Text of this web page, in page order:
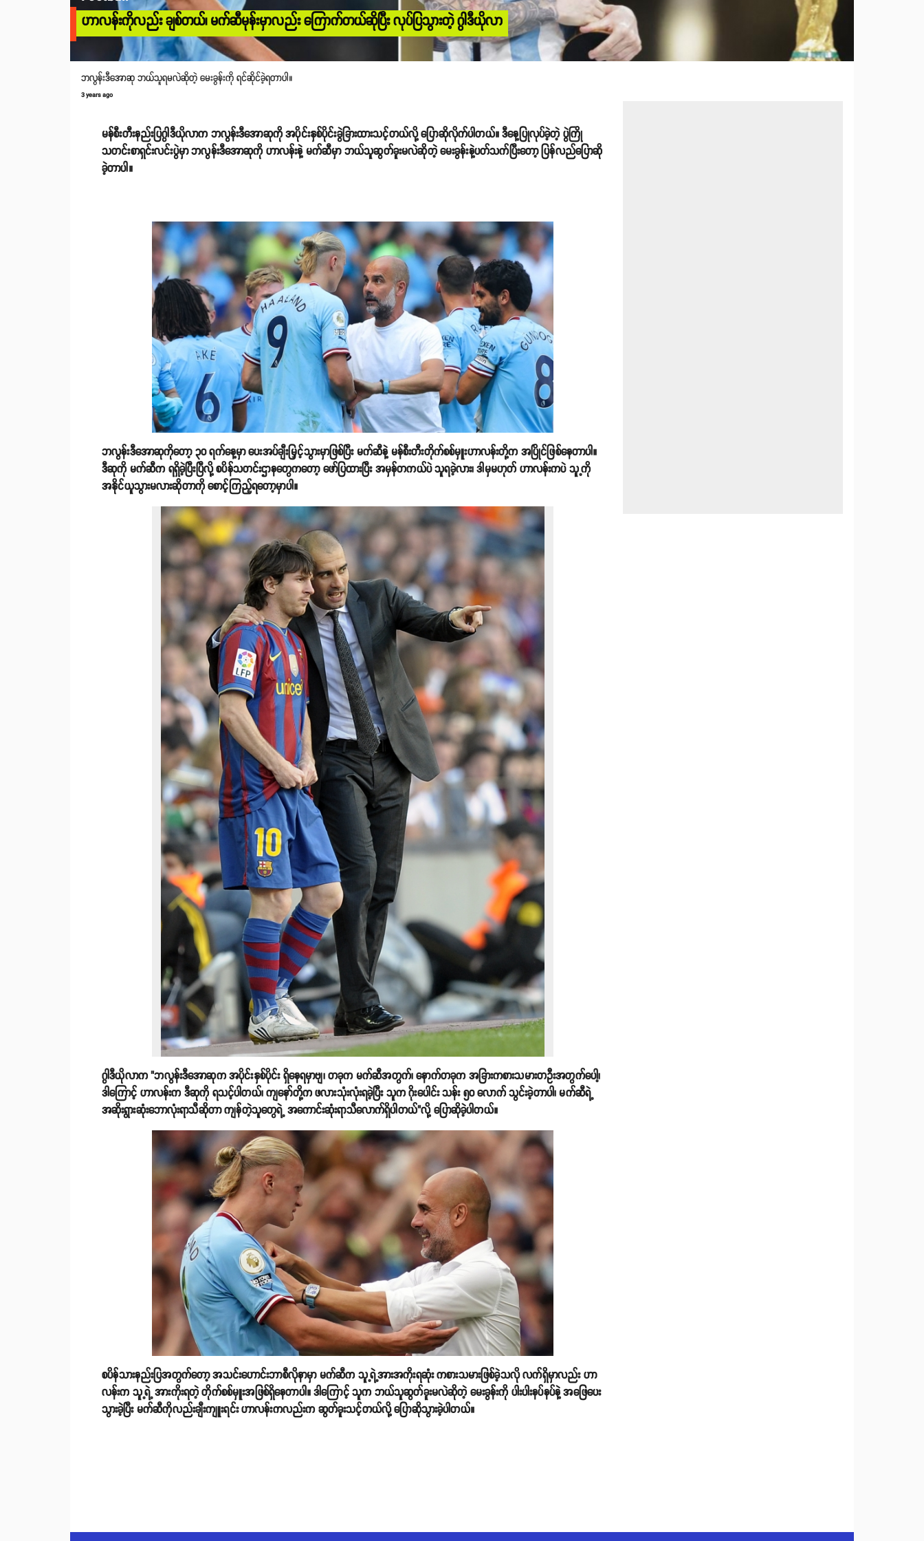
ဟာလန်းကိုလည်း ချစ်တယ်၊ မက်ဆီမုန်းမှာလည်း ကြောက်တယ်ဆိုပြီး လုပ်ပြသွားတဲ့ ဂွါဒီယိုလာ
ဘလွန်းဒီအောဆု ဘယ်သူရမလဲဆိုတဲ့ မေးခွန်းကို ရင်ဆိုင်ခဲ့ရတာပါ။
3 years ago
မန်စီးတီးနည်းပြဂွါဒီယိုလာက ဘလွန်းဒီအောဆုကို အပိုင်းနှစ်ပိုင်းခွဲခြားထားသင့်တယ်လို့ ပြောဆိုလိုက်ပါတယ်။ ဒီနေ့ပြုလုပ်ခဲ့တဲ့ ပွဲကြို
သတင်းစာရှင်းလင်းပွဲမှာ ဘလွန်းဒီအောဆုကို ဟာလန်းနဲ့ မက်ဆီမှာ ဘယ်သူဆွတ်ခူးမလဲဆိုတဲ့ မေးခွန်းနဲ့ပတ်သက်ပြီးတော့ ပြန်လည်ပြောဆို
ခဲ့တာပါ။
ဘလွန်းဒီအောဆုကိုတော့ ၃၀ ရက်နေ့မှာ ပေးအပ်ချီးမြှင့်သွားမှာဖြစ်ပြီး မက်ဆီနဲ့ မန်စီးတီးတိုက်စစ်မှူးဟာလန်းတို့က အပြိုင်ဖြစ်နေတာပါ။
ဒီဆုကို မက်ဆီက ရရှိခဲ့ပြီးပြီလို့ စပိန်သတင်းဌာနတွေကတော့ ဖော်ပြထားပြီး အမှန်တကယ်ပဲ သူရခဲ့လား၊ ဒါမှမဟုတ် ဟာလန်းကပဲ သူ့ကို
အနိုင်ယူသွားမလားဆိုတာကို စောင့်ကြည့်ရတော့မှာပါ။
ဂွါဒီယိုလာက "ဘလွန်းဒီအောဆုက အပိုင်းနှစ်ပိုင်း ရှိနေရမှာဗျ၊ တခုက မက်ဆီအတွက်၊ နောက်တခုက အခြားကစားသမားတဦးအတွက်ပေါ့၊
ဒါကြောင့် ဟာလန်းက ဒီဆုကို ရသင့်ပါတယ်၊ ကျနော်တို့က ဖလားသုံးလုံးရခဲ့ပြီး သူက ဂိုးပေါင်း သန်း ၅၀ လောက် သွင်းခဲ့တာပါ၊ မက်ဆီရဲ့
အဆိုးရွားဆုံးဘောလုံးရာသီဆိုတာ ကျန်တဲ့သူတွေရဲ့ အကောင်းဆုံးရာသီလောက်ရှိပါတယ်"လို့ ပြောဆိုခဲ့ပါတယ်။
စပိန်သားနည်းပြအတွက်တော့ အသင်းဟောင်းဘာစီလိုနာမှာ မက်ဆီက သူ့ရဲ့အားအကိုးရဆုံး ကစားသမားဖြစ်ခဲ့သလို လက်ရှိမှာလည်း ဟာ
လန်းက သူ့ရဲ့ အားကိုးရတဲ့ တိုက်စစ်မှူးအဖြစ်ရှိနေတာပါ။ ဒါကြောင့် သူက ဘယ်သူဆွတ်ခူးမလဲဆိုတဲ့ မေးခွန်းကို ပါးပါးနပ်နပ်နဲ့ အဖြေပေး
သွားခဲ့ပြီး မက်ဆီကိုလည်းချီးကျူးရင်း ဟာလန်းကလည်းက ဆွတ်ခူးသင့်တယ်လို့ ပြောဆိုသွားခဲ့ပါတယ်။